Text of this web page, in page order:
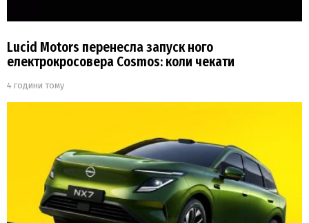
Lucid Motors перенесла запуск ного
електрокросовера Cosmos: коли чекати
4 години тому